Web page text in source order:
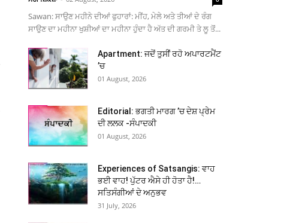
Sawan: ਸਾਉਣ ਮਹੀਨੇ ਦੀਆਂ ਫੁਹਾਰਾਂ: ਮੀਂਹ, ਮੇਲੇ ਅਤੇ ਤੀਆਂ ਦੇ ਰੰਗ
ਸਾਉਣ ਦਾ ਮਹੀਨਾ ਖੁਸ਼ੀਆਂ ਦਾ ਮਹੀਨਾ ਹੁੰਦਾ ਹੈ ਅੱਤ ਦੀ ਗਰਮੀ ਤੇ ਲੂ ਤੋਂ...
Apartment: ਜਦੋਂ ਤੁਸੀਂ ਰਹੋ ਅਪਾਰਟਮੈਂਟ
’ਚ
01 August, 2026
Editorial: ਭਗਤੀ ਮਾਰਗ ’ਚ ਦੇਸ਼ ਪ੍ਰੇਮ
ਦੀ ਲਲਕ -ਸੰਪਾਦਕੀ
01 August, 2026
Experiences of Satsangis: ਵਾਹ
ਭਈ ਵਾਹ! ਪੁੱਟਰ ਐਸੇ ਹੀ ਹੋਤਾ ਹੈ!…
ਸਤਿਸੰਗੀਆਂ ਦੇ ਅਨੁਭਵ
31 July, 2026